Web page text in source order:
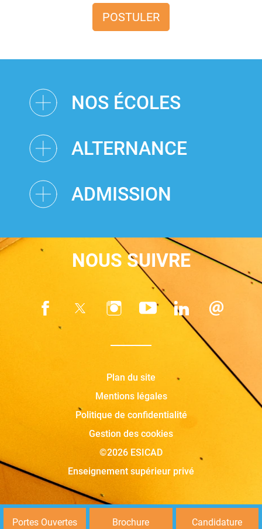
POSTULER
NOS ÉCOLES
ALTERNANCE
ADMISSION
NOUS SUIVRE
Plan du site
Mentions légales
Politique de confidentialité
Gestion des cookies
©2026 ESICAD
Enseignement supérieur privé
Portes Ouvertes Brochure Candidature